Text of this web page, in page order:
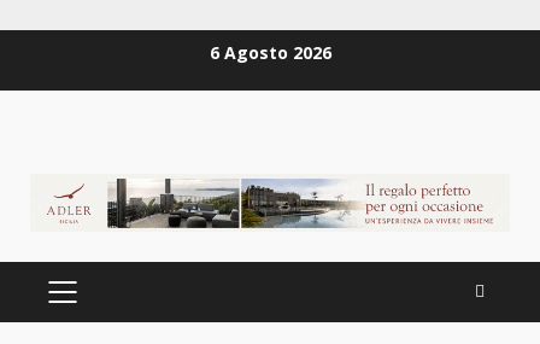
6 Agosto 2026
PRIMÄRES
MENÜ